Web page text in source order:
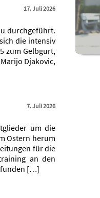
17. Juli 2026
durchgeführt.
die intensiv
zum Gelbgurt,
Djakovic,
7. Juli 2026
um die
Ostern herum
für die
an den
[…]